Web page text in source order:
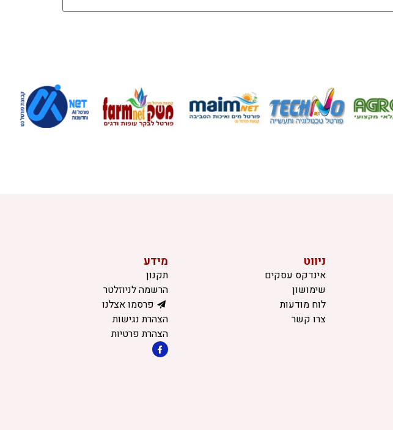
ניווט
אינדקס עסקים
שימושון
לוח מודעות
צרו קשר
מידע
תקנון
הרשמה לניוזלטר
פרסמו אצלנו
הצהרת נגישות
הצהרת פרטיות